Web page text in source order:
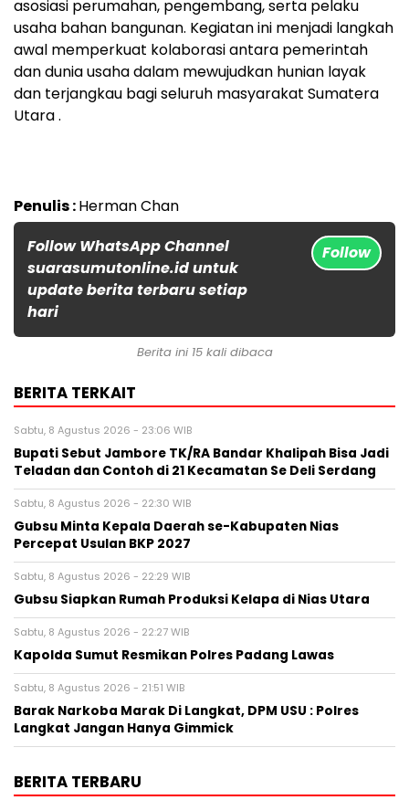
asosiasi perumahan, pengembang, serta pelaku
usaha bahan bangunan. Kegiatan ini menjadi langkah
awal memperkuat kolaborasi antara pemerintah
dan dunia usaha dalam mewujudkan hunian layak
dan terjangkau bagi seluruh masyarakat Sumatera
Utara .
Penulis :Herman Chan
Follow WhatsApp Channel
suarasumutonline.id untuk
update berita terbaru setiap
hari
Follow
Berita ini 15 kali dibaca
BERITA TERKAIT
Sabtu, 8 Agustus 2026 - 23:06 WIB
Bupati Sebut Jambore TK/RA Bandar Khalipah Bisa Jadi
Teladan dan Contoh di 21 Kecamatan Se Deli Serdang
Sabtu, 8 Agustus 2026 - 22:30 WIB
Gubsu Minta Kepala Daerah se-Kabupaten Nias
Percepat Usulan BKP 2027
Sabtu, 8 Agustus 2026 - 22:29 WIB
Gubsu Siapkan Rumah Produksi Kelapa di Nias Utara
Sabtu, 8 Agustus 2026 - 22:27 WIB
Kapolda Sumut Resmikan Polres Padang Lawas
Sabtu, 8 Agustus 2026 - 21:51 WIB
Barak Narkoba Marak Di Langkat, DPM USU : Polres
Langkat Jangan Hanya Gimmick
BERITA TERBARU